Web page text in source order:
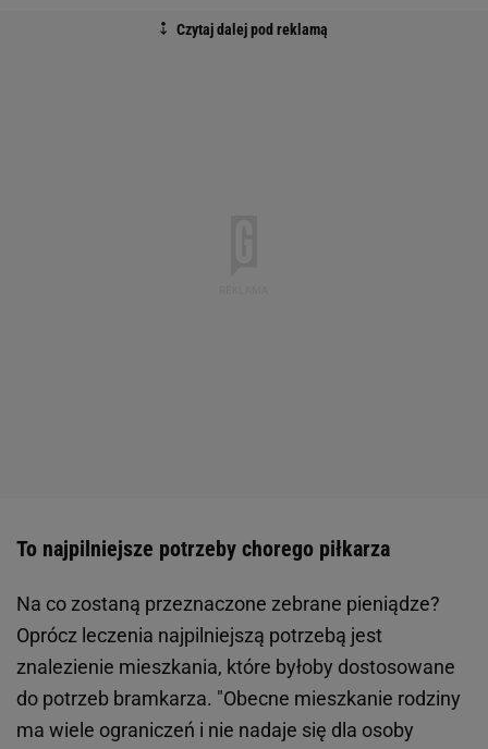
To najpilniejsze potrzeby chorego piłkarza
Na co zostaną przeznaczone zebrane pieniądze?
Oprócz leczenia najpilniejszą potrzebą jest
znalezienie mieszkania, które byłoby dostosowane
do potrzeb bramkarza. "Obecne mieszkanie rodziny
ma wiele ograniczeń i nie nadaje się dla osoby